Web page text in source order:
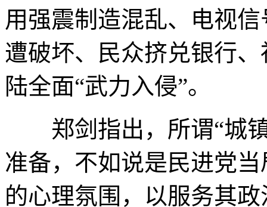
用强震制造混乱、电视
遭破坏、民众挤兑银行
陆全面“武力入侵”。
郑剑指出，所谓“城镇
准备，不如说是民进党
的心理氛围，以服务其